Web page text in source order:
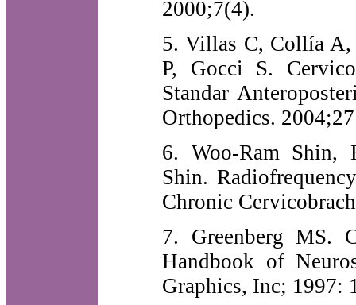
2000;7(4).
5. Villas C, Collía A,
P, Gocci S.
Standar
Orthopedics.
6. Woo-Ram Shin,
Shin.
Chronic
7. Greenberg MS.
Handbook of
Graphics, Inc; 1997: